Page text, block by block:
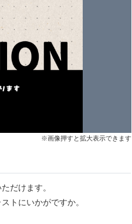
※画像押すと拡大表示できます
だけます。
トにいかがですか。